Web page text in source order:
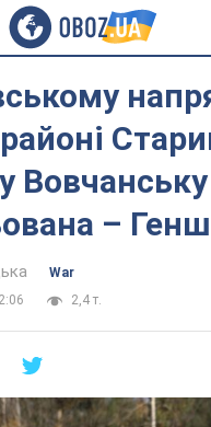
Вовчанську
–
War
2,4 т.